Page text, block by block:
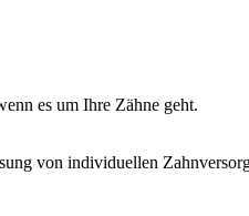
es um Ihre Zähne geht.
von individuellen